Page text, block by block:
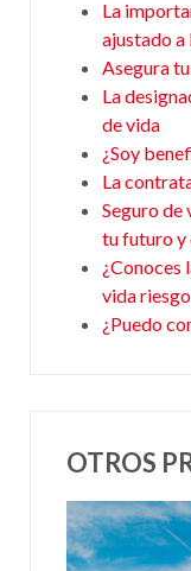
La
ajustado a
Asegura
La
de vida
¿Soy
La
Seguro de
tu futuro y
¿Conoces
vida
¿Puedo
OTROS